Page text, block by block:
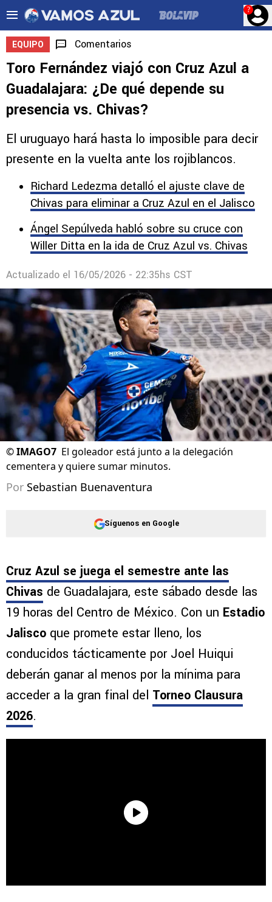
?
EQUIPO Comentarios
Toro Fernández viajó con Cruz Azul a
Guadalajara: ¿De qué depende su
presencia vs. Chivas?
El uruguayo hará hasta lo imposible para decir
presente en la vuelta ante los rojiblancos.
Richard Ledezma detalló el ajuste clave de
Chivas para eliminar a Cruz Azul en el Jalisco
Ángel Sepúlveda habló sobre su cruce con
Willer Ditta en la ida de Cruz Azul vs. Chivas
Actualizado el 16/05/2026 - 22:35hs CST
©IMAGO7 El goleador está junto a la delegación
cementera y quiere sumar minutos.
Por Sebastian Buenaventura
Síguenos en Google
Cruz Azul se juega el semestre ante las
Chivas de Guadalajara, este sábado desde las
19 horas del Centro de México. Con un Estadio
Jalisco que promete estar lleno, los
conducidos tácticamente por Joel Huiqui
deberán ganar al menos por la mínima para
acceder a la gran final del Torneo Clausura
2026.